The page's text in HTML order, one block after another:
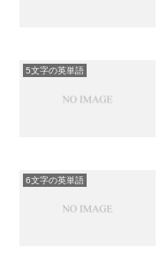
5文字の英単語
6文字の英単語